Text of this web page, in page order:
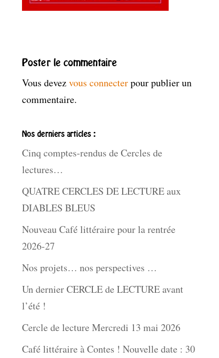
Poster le commentaire
Vous devezvous connecterpour publier un
commentaire.
Nos derniers articles :
Cinq comptes-rendus de Cercles de
lectures…
QUATRE CERCLES DE LECTURE aux
DIABLES BLEUS
Nouveau Café littéraire pour la rentrée
2026-27
Nos projets… nos perspectives …
Un dernier CERCLE de LECTURE avant
l’été !
Cercle de lecture Mercredi 13 mai 2026
Café littéraire à Contes ! Nouvelle date : 30